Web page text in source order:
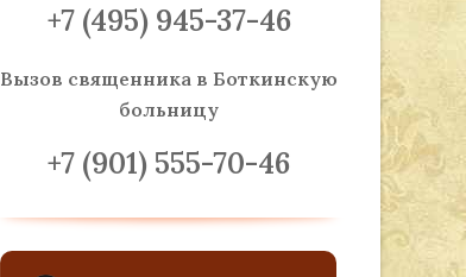
+7 (495) 945-37-46
Вызов священника в Боткинскую
больницу
+7 (901) 555-70-46